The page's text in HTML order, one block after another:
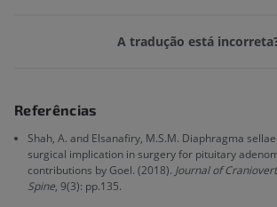
A tradução está
Referências
Shah, A. and Elsanafiry, M.S.M. Diaphragma
surgical implication in surgery for pituitary
contributions by Goel. (2018). Journal of
Spine, 9(3): pp.135.